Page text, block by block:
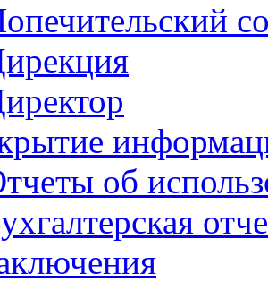
об